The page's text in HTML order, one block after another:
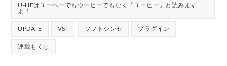
U-HEはユーヘーでもウーヒーでもなく『ユーヒー』と読みます
よ！
UPDATE VST ソフトシンセ プラグイン
連載もくじ